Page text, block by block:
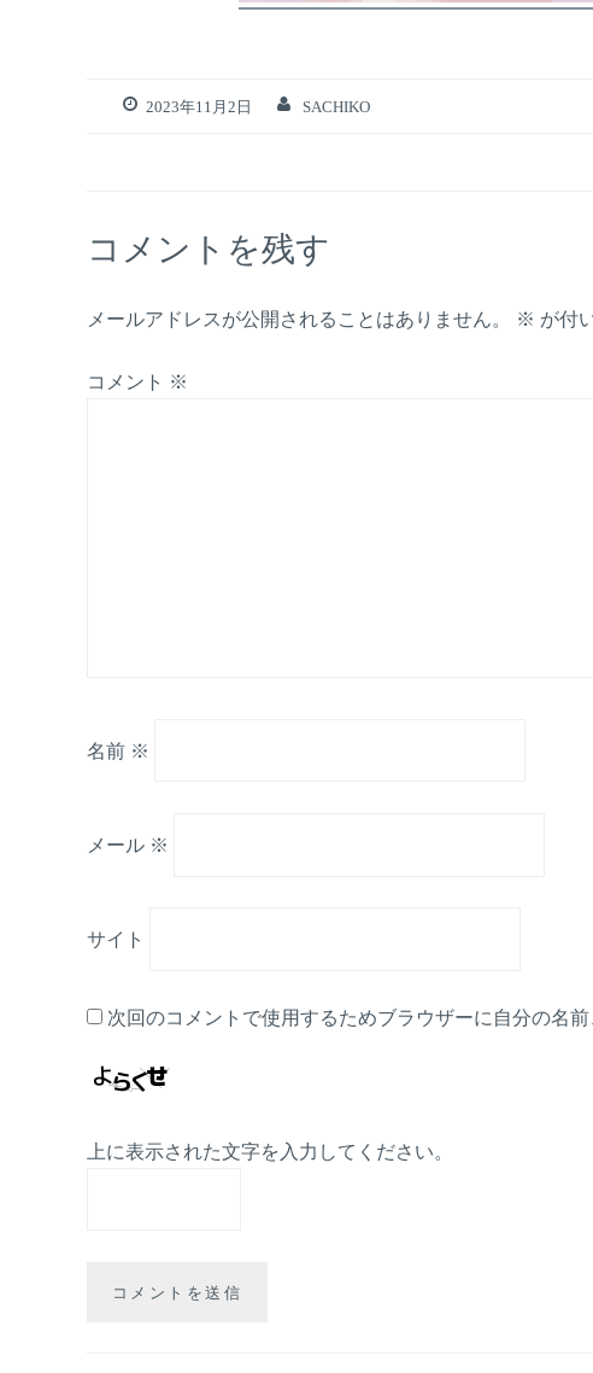
2023年11月2日 SACHIKO
コメントを残す
メールアドレスが公開されることはありません。 ※ が付
コメント ※
名前 ※
メール ※
サイト
次回のコメントで使用するためブラウザーに自分の名
上に表示された文字を入力してください。